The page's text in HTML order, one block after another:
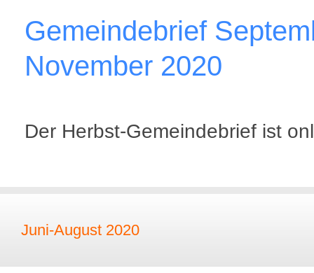
Gemeindebrief
November 2020
Der Herbst-Gemeindebrief ist
Juni-August 2020